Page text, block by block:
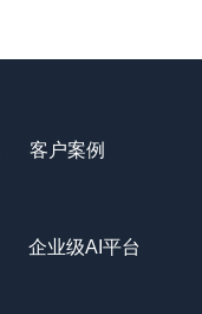
客户案例
企业级AI平台